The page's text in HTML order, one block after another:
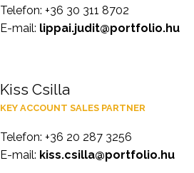
Telefon: +36 30 311 8702
E-mail: lippai.judit@portfolio.hu
Kiss Csilla
KEY ACCOUNT SALES PARTNER
Telefon: +36 20 287 3256
E-mail: kiss.csilla@portfolio.hu